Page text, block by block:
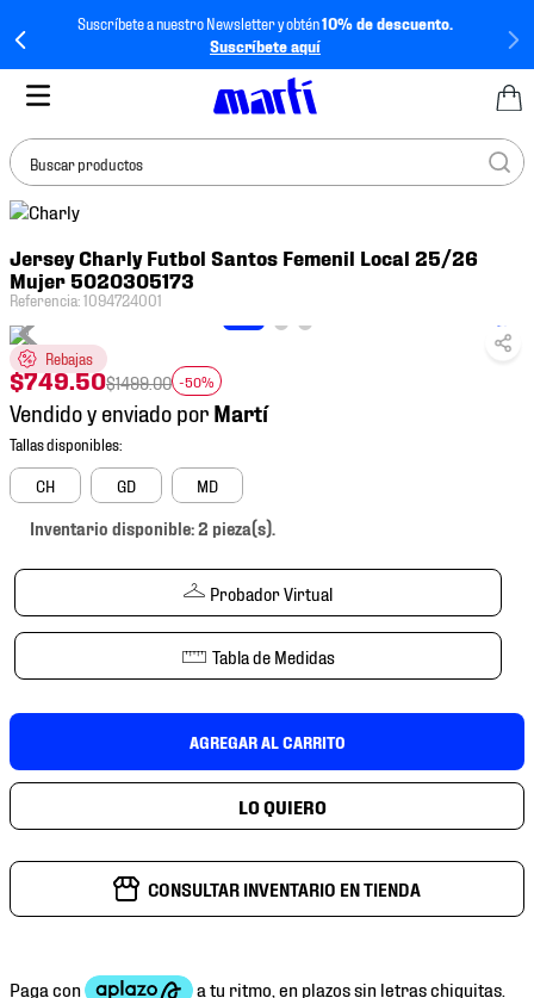
Suscríbete a nuestro Newsletter y obtén10% de descuento.
Suscríbete aquí
Buscar productos
Jersey Charly Futbol Santos Femenil Local 25/26
Mujer 5020305173
Referencia:1094724001
Rebajas
$749.50$1499.00 -50%
Vendido y enviado por
CH GD MD
Inventario disponible: 2 pieza(s).
Probador Virtual
Tabla de Medidas
AGREGAR AL CARRITO
CONSULTAR INVENTARIO EN TIENDA
BUSCADOS
1.
tenis mujer
2.
3.
tenis
4.
tenis futbol
5.
jersey
6.
mochila
9.
tenis niño